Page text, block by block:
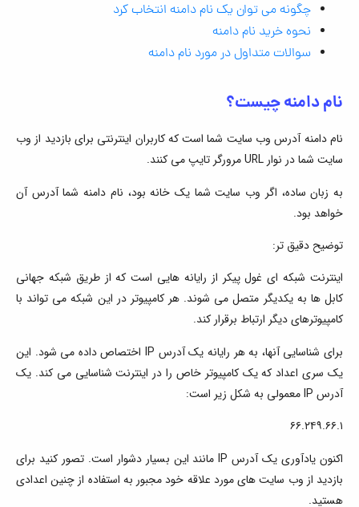
چگونه می توان یک نام دامنه انتخاب کرد
نحوه خرید نام دامنه
سوالات متداول در مورد نام دامنه
نام دامنه چیست؟
نام دامنه آدرس وب سایت شما است که کاربران اینترنتی برای بازدید از وب
سایت شما در نوار URL مرورگر تایپ می کنند.
به زبان ساده، اگر وب سایت شما یک خانه بود، نام دامنه شما آدرس آن
خواهد بود.
توضیح دقیق تر:
اینترنت شبکه ای غول پیکر از رایانه هایی است که از طریق شبکه جهانی
کابل ها به یکدیگر متصل می شوند. هر کامپیوتر در این شبکه می تواند با
کامپیوترهای دیگر ارتباط برقرار کند.
برای شناسایی آنها، به هر رایانه یک آدرس IP اختصاص داده می شود. این
یک سری اعداد که یک کامپیوتر خاص را در اینترنت شناسایی می کند. یک
آدرس IP معمولی به شکل زیر است:
۶۶.۲۴۹.۶۶.۱
اکنون یادآوری یک آدرس IP مانند این بسیار دشوار است. تصور کنید برای
بازدید از وب سایت های مورد علاقه خود مجبور به استفاده از چنین اعدادی
هستید.